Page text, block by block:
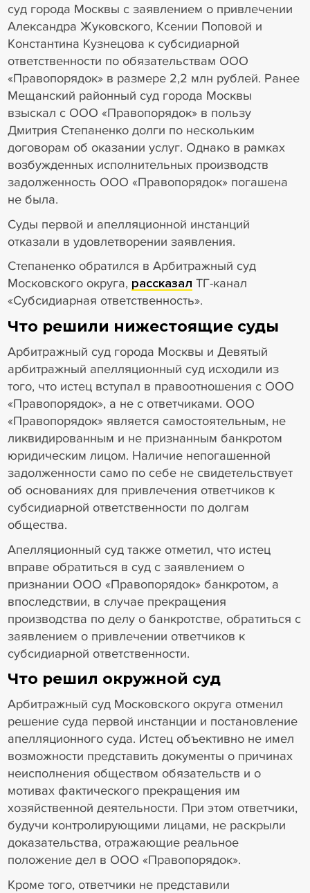
суд города Москвы с заявлением о привлечении
Александра Жуковского, Ксении Поповой и
Константина Кузнецова к субсидиарной
ответственности по обязательствам ООО
«Правопорядок» в размере 2,2 млн рублей. Ранее
Мещанский районный суд города Москвы
взыскал с ООО «Правопорядок» в пользу
Дмитрия Степаненко долги по нескольким
договорам об оказании услуг. Однако в рамках
возбужденных исполнительных производств
задолженность ООО «Правопорядок» погашена
не была.
Суды первой и апелляционной инстанций
отказали в удовлетворении заявления.
Степаненко обратился в Арбитражный суд
Московского округа, рассказал ТГ-канал
«Субсидиарная ответственность».
Что решили нижестоящие суды
Арбитражный суд города Москвы и Девятый
арбитражный апелляционный суд исходили из
того, что истец вступал в правоотношения с ООО
«Правопорядок», а не с ответчиками. ООО
«Правопорядок» является самостоятельным, не
ликвидированным и не признанным банкротом
юридическим лицом. Наличие непогашенной
задолженности само по себе не свидетельствует
об основаниях для привлечения ответчиков к
субсидиарной ответственности по долгам
общества.
Апелляционный суд также отметил, что истец
вправе обратиться в суд с заявлением о
признании ООО «Правопорядок» банкротом, а
впоследствии, в случае прекращения
производства по делу о банкротстве, обратиться с
заявлением о привлечении ответчиков к
субсидиарной ответственности.
Что решил окружной суд
Арбитражный суд Московского округа отменил
решение суда первой инстанции и постановление
апелляционного суда. Истец объективно не имел
возможности представить документы о причинах
неисполнения обществом обязательств и о
мотивах фактического прекращения им
хозяйственной деятельности. При этом ответчики,
будучи контролирующими лицами, не раскрыли
доказательства, отражающие реальное
положение дел в ООО «Правопорядок».
Кроме того, ответчики не представили